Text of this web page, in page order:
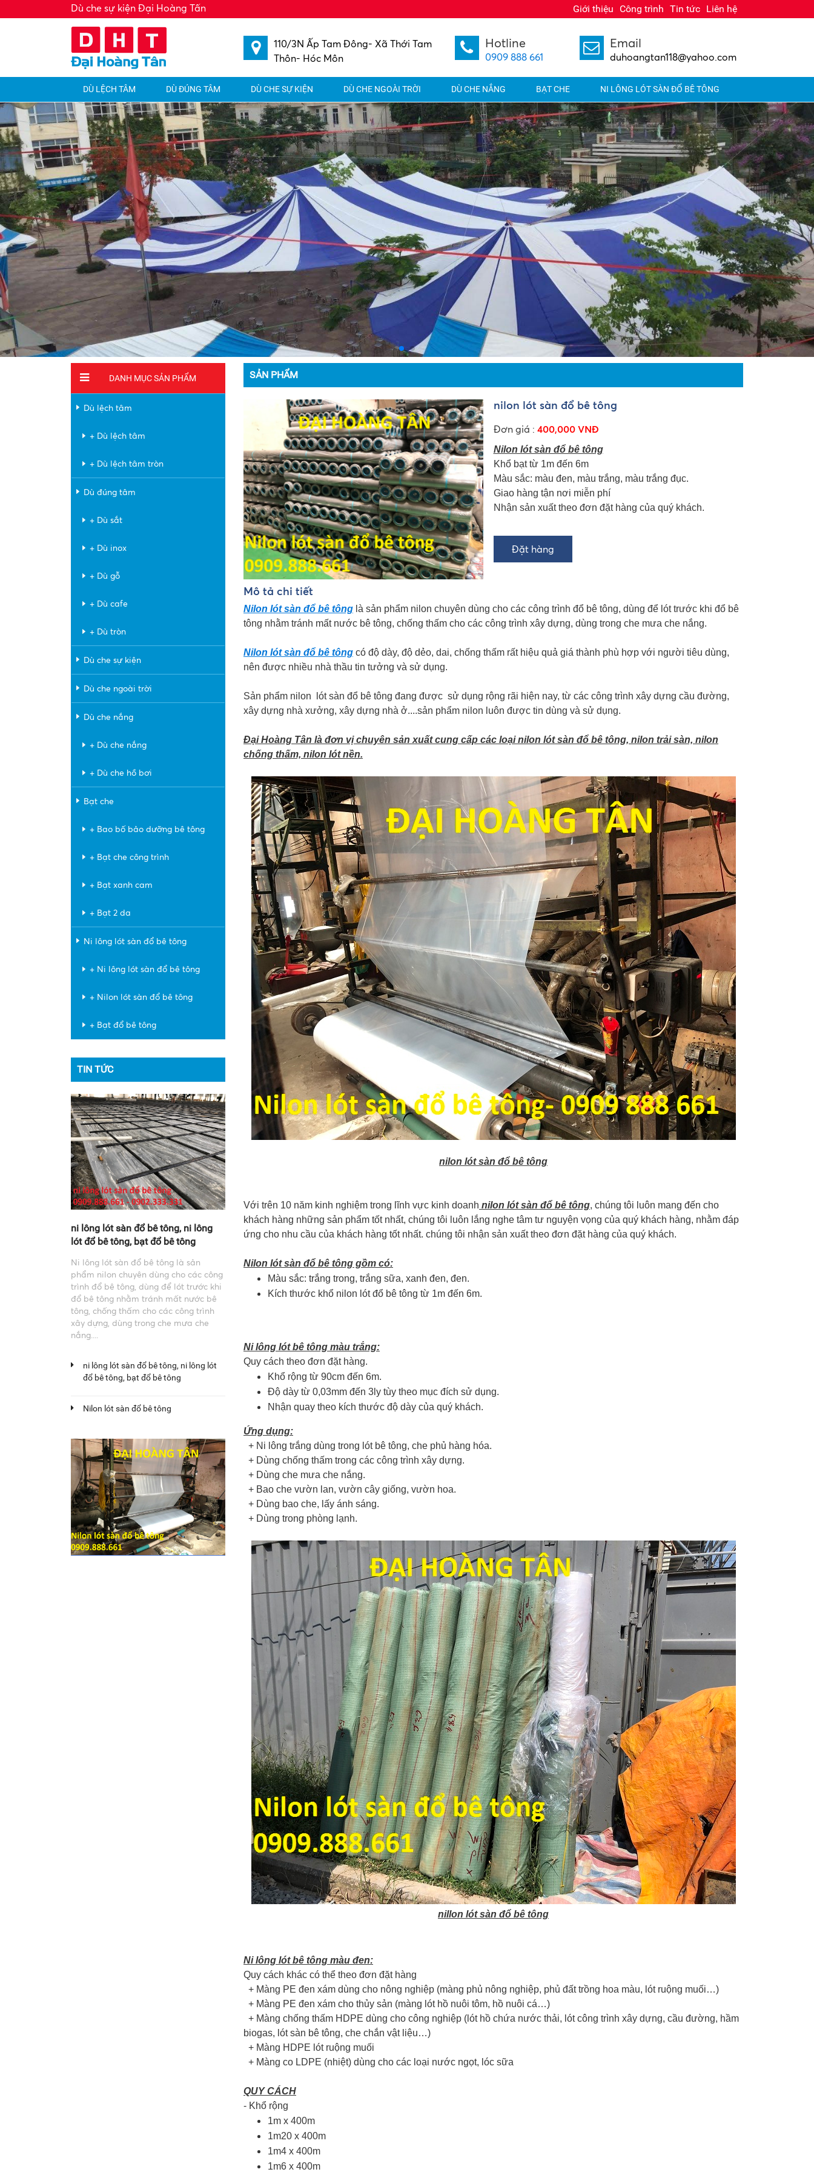
Dù che sự kiện Đại Hoàng Tấn Giới thiệu Công trình Tin tức Liên hệ
110/3N Ấp Tam Đông- Xã Thới Tam
Thôn- Hóc Môn
Hotline
0909 888 661
Email
duhoangtan118@yahoo.com
DÙ LỆCH TÂM DÙ ĐÚNG TÂM DÙ CHE SỰ KIỆN DÙ CHE NGOÀI TRỜI DÙ CHE NẮNG BẠT CHE NI LÔNG LÓT SÀN ĐỔ BÊ TÔNG
DANH MỤC SẢN PHẨM
Dù lệch tâm
+ Dù lệch tâm
+ Dù lệch tâm tròn
Dù đúng tâm
+ Dù sắt
+ Dù inox
+ Dù gỗ
+ Dù cafe
+ Dù tròn
Dù che sự kiện
Dù che ngoài trời
Dù che nắng
+ Dù che nắng
+ Dù che hồ bơi
Bạt che
+ Bao bố bảo dưỡng bê tông
+ Bạt che công trình
+ Bạt xanh cam
+ Bạt 2 da
Ni lông lót sàn đổ bê tông
+ Ni lông lót sàn đổ bê tông
+ Nilon lót sàn đổ bê tông
+ Bạt đổ bê tông
TIN TỨC
ni lông lót sàn đổ bê tông, ni lông
lót đổ bê tông, bạt đổ bê tông
Ni lông lót sàn đổ bê tông là sản
phẩm nilon chuyên dùng cho các công
trình đổ bê tông, dùng để lót trước khi
đổ bê tông nhằm tránh mất nước bê
tông, chống thấm cho các công trình
xây dựng, dùng trong che mưa che
nắng....
ni lông lót sàn đổ bê tông, ni lông lót
đổ bê tông, bạt đổ bê tông
Nilon lót sàn đổ bê tông
SẢN PHẨM
nilon lót sàn đổ bê tông
Đơn giá : 400,000 VNĐ
Nilon lót sàn đổ bê tông
Khổ bạt từ 1m đến 6m
Màu sắc: màu đen, màu trắng, màu trắng đục.
Giao hàng tận nơi miễn phí
Nhận sản xuất theo đơn đặt hàng của quý khách.
Mô tả chi tiết
Nilon lót sàn đổ bê tông là sản phẩm nilon chuyên dùng cho các công trình đổ bê tông, dùng để lót trước khi đổ bê
tông nhằm tránh mất nước bê tông, chống thấm cho các công trình xây dựng, dùng trong che mưa che nắng.
Nilon lót sàn đổ bê tông có độ dày, độ dẻo, dai, chống thấm rất hiệu quả giá thành phù hợp với người tiêu dùng,
nên được nhiều nhà thầu tin tưởng và sử dụng.
Sản phẩm nilon lót sàn đổ bê tông đang được sử dụng rộng rãi hiện nay, từ các công trình xây dựng cầu đường,
xây dựng nhà xưởng, xây dựng nhà ở....sản phẩm nilon luôn được tin dùng và sử dụng.
Đại Hoàng Tân là đơn vị chuyên sản xuất cung cấp các loại nilon lót sàn đổ bê tông, nilon trải sàn, nilon
chống thấm, nilon lót nền.
nilon lót sàn đổ bê tông
Với trên 10 năm kinh nghiệm trong lĩnh vực kinh doanh nilon lót sàn đổ bê tông, chúng tôi luôn mang đến cho
khách hàng những sản phẩm tốt nhất, chúng tôi luôn lắng nghe tâm tư nguyện vọng của quý khách hàng, nhằm đáp
ứng cho nhu cầu của khách hàng tốt nhất. chúng tôi nhận sản xuất theo đơn đặt hàng của quý khách.
Nilon lót sàn đổ bê tông gồm có:
Màu sắc: trắng trong, trắng sữa, xanh đen, đen.
Kích thước khổ nilon lót đổ bê tông từ 1m đến 6m.
Ni lông lót bê tông màu trắng:
Quy cách theo đơn đặt hàng.
Khổ rộng từ 90cm đến 6m.
Độ dày từ 0,03mm đến 3ly tùy theo mục đích sử dụng.
Nhận quay theo kích thước độ dày của quý khách.
Ứng dụng:
+ Ni lông trắng dùng trong lót bê tông, che phủ hàng hóa.
+ Dùng chống thấm trong các công trình xây dựng.
+ Dùng che mưa che nắng.
+ Bao che vườn lan, vườn cây giống, vườn hoa.
+ Dùng bao che, lấy ánh sáng.
+ Dùng trong phòng lạnh.
nillon lót sàn đổ bê tông
Ni lông lót bê tông màu đen:
Quy cách khác có thể theo đơn đặt hàng
+ Màng PE đen xám dùng cho nông nghiệp (màng phủ nông nghiệp, phủ đất trồng hoa màu, lót ruộng muối…)
+ Màng PE đen xám cho thủy sản (màng lót hồ nuôi tôm, hồ nuôi cá…)
+ Màng chống thấm HDPE dùng cho công nghiệp (lót hồ chứa nước thải, lót công trình xây dựng, cầu đường, hầm
biogas, lót sàn bê tông, che chắn vật liệu…)
+ Màng HDPE lót ruộng muối
+ Màng co LDPE (nhiệt) dùng cho các loại nước ngọt, lóc sữa
QUY CÁCH
- Khổ rộng
1m x 400m
1m20 x 400m
1m4 x 400m
1m6 x 400m